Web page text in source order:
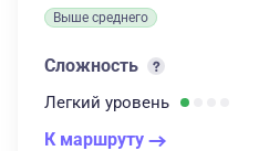
Выше среднего
Сложность
Легкий уровень
К маршруту